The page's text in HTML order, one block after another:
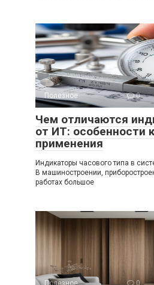
Полезное 0
Чем отличаются
от ИТ: особенности
применения
Индикаторы часового типа в
В машиностроении,
работах большое
Полезное 0